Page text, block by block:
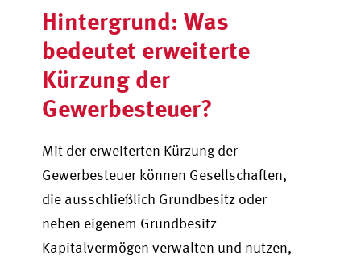
Hintergrund: Was
bedeutet erweiterte
Kürzung der
Gewerbesteuer?
Mit der erweiterten Kürzung der
Gewerbesteuer können Gesellschaften,
die ausschließlich Grundbesitz oder
neben eigenem Grundbesitz
Kapitalvermögen verwalten und nutzen,